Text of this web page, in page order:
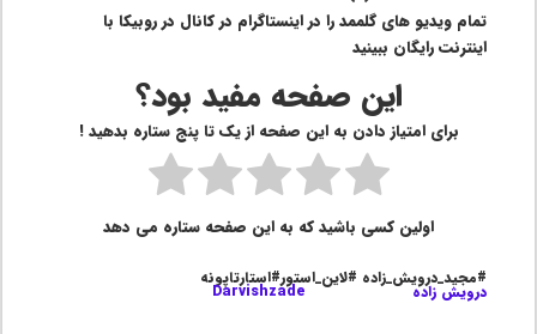
تمام ویدیو های گلممد را در اینستاگرام در کانال در روبیکا با
اینترنت رایگان ببینید
این صفحه مفید بود؟
برای امتیاز دادن به این صفحه از یک تا پنج ستاره بدهید !
اولین کسی باشید که به این صفحه ستاره می دهد
#مجید_درویش_زاده #لاین_استور#استارتاپونه
درویش زاده Darvishzade